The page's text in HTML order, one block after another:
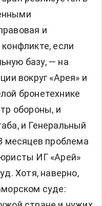
и
если
базу, — на
вокруг «Арея» и
бронетехнике
обороны, и
и Генеральный
месяцев проблема
ИГ «Арей»
Хотя, наверно,
суде: